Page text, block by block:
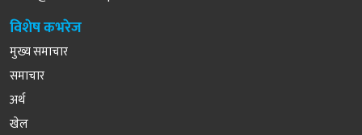
विशेष कभरेज
मुख्य समाचार
समाचार
अर्थ
खेल